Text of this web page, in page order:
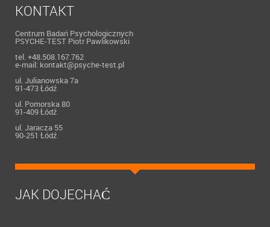
KONTAKT
Centrum Badań Psychologicznych
PSYCHE-TEST Piotr Pawlikowski
tel. +48.508.167.762
e-mail: kontakt@psyche-test.pl
ul. Julianowska 7a
91-473 Łódź
ul. Pomorska 80
91-409 Łódź
ul. Jaracza 55
90-251 Łódź
JAK DOJECHAĆ